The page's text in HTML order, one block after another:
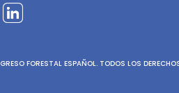
FORESTAL ESPAÑOL. TODOS LOS DERECHOS